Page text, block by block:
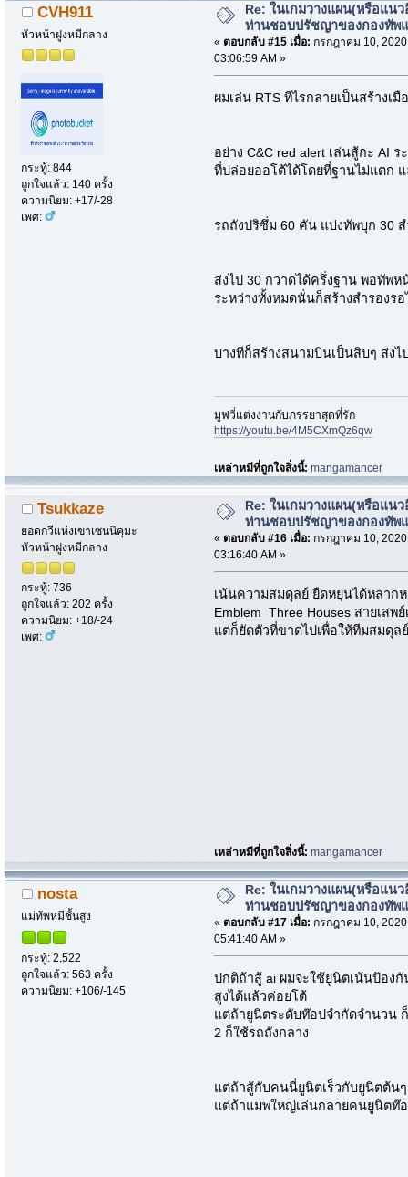
CVH911
หัวหน้าฝูงหมีกลาง
กระทู้: 844
ถูกใจแล้ว: 140 ครั้ง
ความนิยม: +17/-28
เพศ:
Re: ในเกมวางแผน(หรือแน
ท่านชอบปรัชญาของกองทัพ
« ตอบกลับ #15 เมื่อ: กรกฎาคม 10,
03:06:59 AM »
ผมเล่น RTS ทีไรกลายเป็นสร้างเมื
อย่าง C&C red alert เล่นสู้กะ AI
ที่ปล่อยออโต้ได้โดยที่ฐานไม่แตก
รถถังปริซึ่ม 60 คัน แบ่งทัพบุก 30 ส
ส่งไป 30 กวาดได้ครึ่งฐาน พอทัพ
ระหว่างทั้งหมดนั่นก็สร้างสำรองร
บางทีก็สร้างสนามบินเป็นสิบๆ ส่ง
มูฟวี่แต่งงานกับภรรยาสุดที่รัก
https://youtu.be/4M5CXmQz6qw
เหล่าหมีที่ถูกใจสิ่งนี้:mangamancer
Tsukkaze
ยอดกวีแห่งเขาเซนนิคุมะ
หัวหน้าฝูงหมีกลาง
กระทู้: 736
ถูกใจแล้ว: 202 ครั้ง
ความนิยม: +18/-24
เพศ:
Re: ในเกมวางแผน(หรือแน
ท่านชอบปรัชญาของกองทัพ
« ตอบกลับ #16 เมื่อ: กรกฎาคม 10,
03:16:40 AM »
เน้นความสมดุลย์ ยืดหยุ่นได้หลาก
Emblem Three Houses สายเสพ
แต่ก็ยัดตัวที่ขาดไปเพื่อให้ทีมสมดุล
เหล่าหมีที่ถูกใจสิ่งนี้:mangamancer
nosta
แม่ทัพหมีชั้นสูง
กระทู้: 2,522
ถูกใจแล้ว: 563 ครั้ง
ความนิยม: +106/-145
Re: ในเกมวางแผน(หรือแน
ท่านชอบปรัชญาของกองทัพ
« ตอบกลับ #17 เมื่อ: กรกฎาคม 10,
05:41:40 AM »
ปกติถ้าสู้ ai ผมจะใช้ยูนิตเน้นป้อง
สูงได้แล้วค่อยโต้
แต่ถ้ายูนิตระดับท๊อปจำกัดจำนวน
2 ก็ใช้รถถังกลาง
แต่ถ้าสู้กับคนนี่ยูนิตเร็วกับยูนิตต้น
แต่ถ้าแมพใหญ่เล่นกลายคนยูนิตท๊